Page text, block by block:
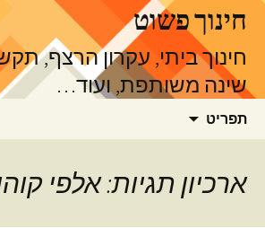
לדלג
לתוכןחינוך פשוט
חינוך ביתי, עקרון הרצף,
שינה משותפת, ועוד…
תפריט
ארכיון תגיות: אלפי